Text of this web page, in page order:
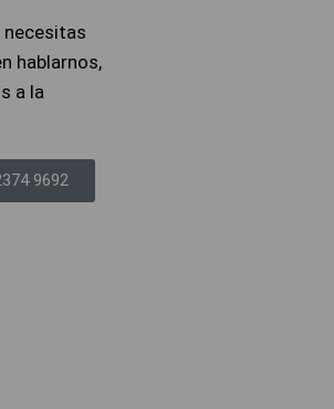
necesitas
hablarnos,
a la
9692